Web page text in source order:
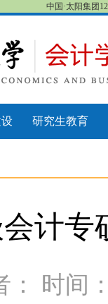
中国·太阳集团
研究生教育
计专
： 时间